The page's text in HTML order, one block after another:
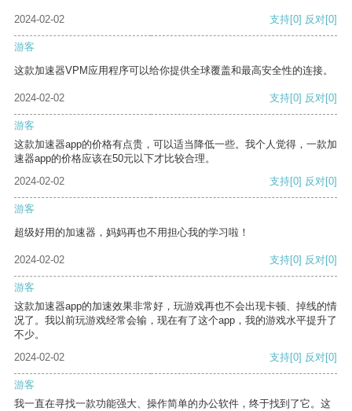
2024-02-02 支持[0] 反对[0]
游客
这款加速器VPM应用程序可以给你提供全球覆盖和最高安全性的连接。
2024-02-02 支持[0] 反对[0]
游客
这款加速器app的价格有点贵，可以适当降低一些。我个人觉得，一款加
速器app的价格应该在50元以下才比较合理。
2024-02-02
支持[0] 反对[0]
游客
超级好用的加速器，妈妈再也不用担心我的学习啦！
2024-02-02 支持[0] 反对[0]
游客
这款加速器app的加速效果非常好，玩游戏再也不会出现卡顿、掉线的情
况了。我以前玩游戏经常会输，现在有了这个app，我的游戏水平提升了
不少。
2024-02-02
支持[0] 反对[0]
游客
我一直在寻找一款功能强大、操作简单的办公软件，终于找到了它。这